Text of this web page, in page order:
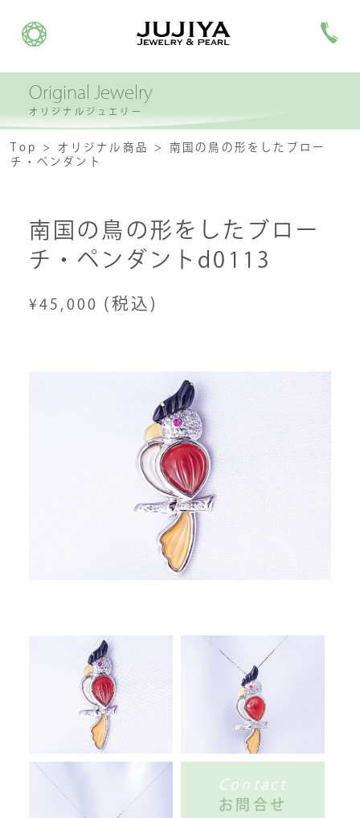
Original Jewelry
オリジナルジュエリー
Top オリジナル商品
南国の鳥の形をしたブロー
チ・ペンダント
南国の鳥の形をしたブロー
チ・ペンダントd0113
¥45,000 (税込)
Contact
お問合せ